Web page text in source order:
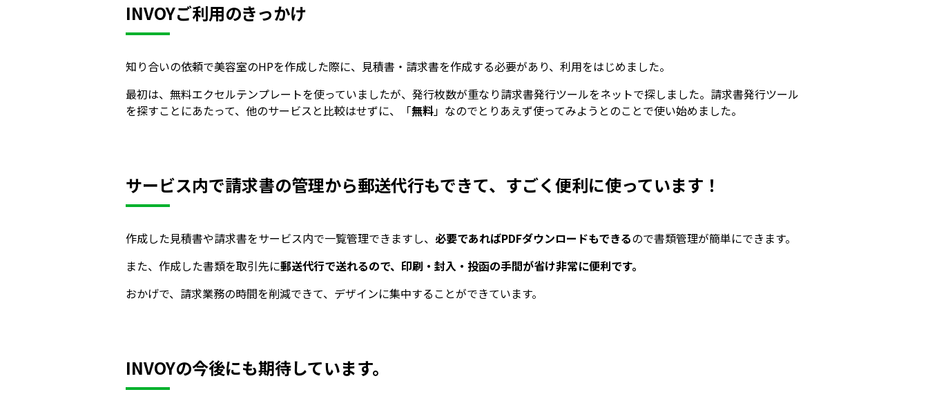
INVOYご利用のきっかけ
知り合いの依頼で美容室のHPを作成した際に、見積書・請求書を作成する必要があり、利用をはじめました。
最初は、無料エクセルテンプレートを使っていましたが、発行枚数が重なり請求書発行ツールをネットで探しました。請求書発行ツール
を探すことにあたって、他のサービスと比較はせずに、「無料」なのでとりあえず使ってみようとのことで使い始めました。
サービス内で請求書の管理から郵送代行もできて、すごく便利に使っています！
作成した見積書や請求書をサービス内で一覧管理できますし、 必要であればPDFダウンロードもできるので書類管理が簡単にできます。
また、作成した書類を取引先に郵送代行で送れるので、印刷・封入・投函の手間が省け非常に便利です。
おかげで、請求業務の時間を削減できて、デザインに集中することができています。
INVOYの今後にも期待しています。